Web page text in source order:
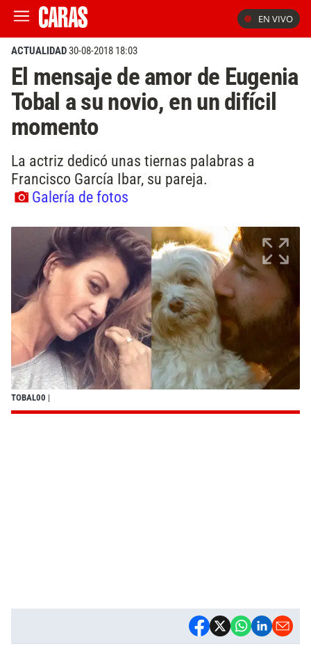
EN VIVO
ACTUALIDAD30-08-2018 18:03
El mensaje de amor de Eugenia
Tobal a su novio, en un difícil
momento
La actriz dedicó unas tiernas palabras a
Francisco García Ibar, su pareja.
Galería de fotos
TOBAL00 |